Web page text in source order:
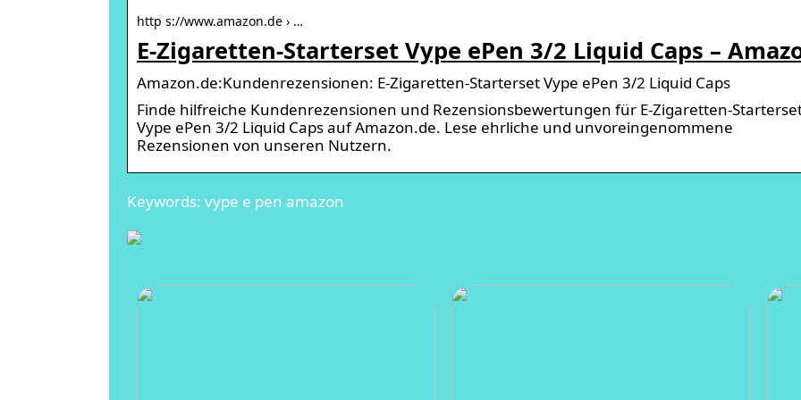
http s://www.amazon.de › …
E-Zigaretten-Starterset Vype ePen 3/2 Liquid Caps –
Amazon.de:Kundenrezensionen: E-Zigaretten-Starterset Vype ePen 3/2 Liquid Caps
Finde hilfreiche Kundenrezensionen und Rezensionsbewertungen für E-Zigaretten-
Vype ePen 3/2 Liquid Caps auf Amazon.de. Lese ehrliche und unvoreingenommene
Rezensionen von unseren Nutzern.
Keywords: vype e pen amazon